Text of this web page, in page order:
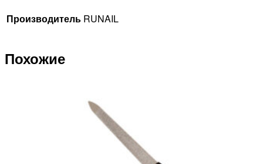
Производитель RUNAIL
Похожие